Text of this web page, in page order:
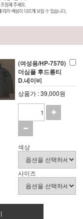
(여성용/HP-7570)
더심플 후드롱티
D.네이비
상품가 : 39,000원
색상
사이즈